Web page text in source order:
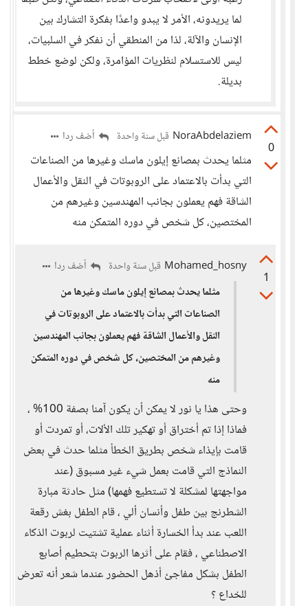
لما يريدونه، الأمر لا يبدو واعدًا بفكرة التشارك بين
الإنسان والآلة، لذا من المنطقي أن نفكر في السلبيات،
ليس للاستسلام لنظريات المؤامرة، ولكن لوضع خطط
بديلة.
0
NoraAbdelaziem قبل سنة واحدة أضف ردا
مثلما يحدث بمصانع إيلون ماسك وغيرها من الصناعات
التي بدأت بالاعتماد على الروبوتات في النقل والأعمال
الشاقة فهم يعملون بجانب المهندسين وغيرهم من
المختصين، كل شخص في دوره المتمكن منه
1
Mohamed_hosny قبل سنة واحدة
أضف ردا
مثلما يحدث بمصانع إيلون ماسك وغيرها من
الصناعات التي بدأت بالاعتماد على الروبوتات في
النقل والأعمال الشاقة فهم يعملون بجانب المهندسين
وغيرهم من المختصين، كل شخص في دوره المتمكن
منه
وحتى هذا يا نور لا يمكن أن يكون آمنا بصفة 100% ،
فماذا إذا تم أختراق أو تهكير تلك الألات، أو تمردت أو
قامت بإيذاء شخص بطريق الخطأ مثلما حدث في بعض
النماذج التي قامت بعمل شيء غير مسبوق (عند
مواجهتها لمشكلة لا تستطيع فهمها) مثل حادثة مبارة
الشطرنج بين طفل وأنسان ألي ، قام الطفل بغش رقعة
اللعب عند بدأ الخسارة أثناء عملية تشتيت لربوت الذكاء
الاصطناعي ، فقام على أثرها الربوت بتحطيم أصابع
الطفل بشكل مفاجئ أذهل الحضور عندما شعر أنه تعرض
للخداع ؟